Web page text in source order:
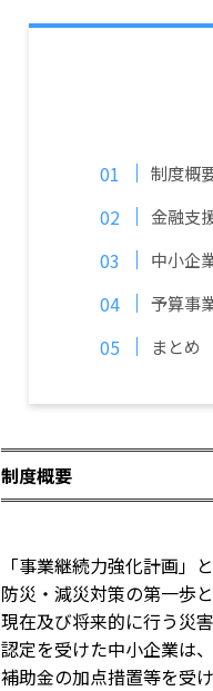
制度概
金融支
中小企
予算事
まとめ
制度概要
「事業継続力強化計画」
防災・減災対策の第一歩
現在及び将来的に行う災
認定を受けた中小企業は
補助金の加点措置等を受